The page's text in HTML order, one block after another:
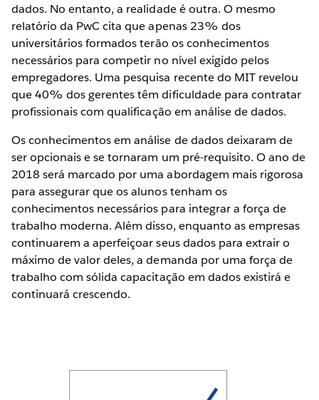
dados. No entanto, a realidade é outra. O mesmo
relatório da PwC cita que apenas 23% dos
universitários formados terão os conhecimentos
necessários para competir no nível exigido pelos
empregadores. Uma pesquisa recente do MIT revelou
que 40% dos gerentes têm dificuldade para contratar
profissionais com qualificação em análise de dados.
Os conhecimentos em análise de dados deixaram de
ser opcionais e se tornaram um pré-requisito. O ano de
2018 será marcado por uma abordagem mais rigorosa
para assegurar que os alunos tenham os
conhecimentos necessários para integrar a força de
trabalho moderna. Além disso, enquanto as empresas
continuarem a aperfeiçoar seus dados para extrair o
máximo de valor deles, a demanda por uma força de
trabalho com sólida capacitação em dados existirá e
continuará crescendo.